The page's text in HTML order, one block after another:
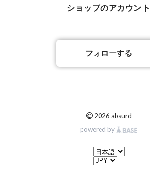
ショップのアカウント
フォローする
© 2026 absurd
powered by